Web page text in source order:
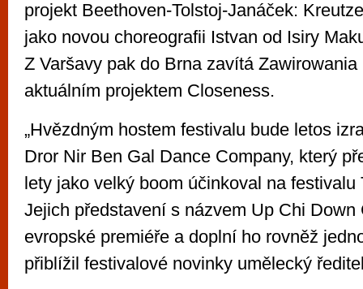
projekt Beethoven-Tolstoj-Janáček:
jako novou choreografii Istvan od Isiry
Z Varšavy pak do Brna zavítá
aktuálním projektem Closeness.
„Hvězdným hostem festivalu bude letos
Dror Nir Ben Gal Dance Company, který
lety jako velký boom účinkoval na festivalu
Jejich představení s názvem Up Chi Down
evropské premiéře a doplní ho rovněž
přiblížil festivalové novinky umělecký